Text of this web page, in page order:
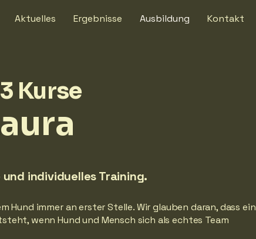
Aktuelles Ergebnisse Ausbildung Kontakt
Kurse
und individuelles Training.
Hund immer an erster Stelle. Wir glauben daran, dass ein
wenn Hund und Mensch sich als echtes Team